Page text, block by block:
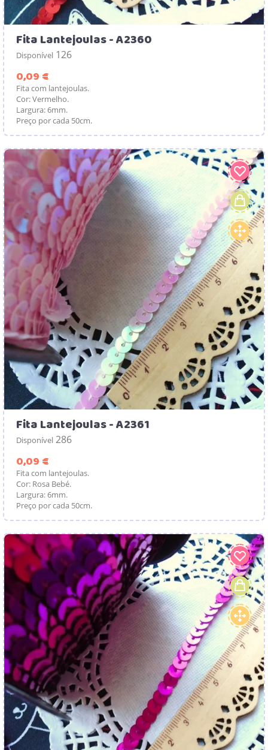
Fita Lantejoulas - A2360
Disponível 126
0,09 €
Fita com lantejoulas.
Cor: Vermelho.
Largura: 6mm.
Preço por cada 50cm.
Fita Lantejoulas - A2361
Disponível 286
0,09 €
Fita com lantejoulas.
Cor: Rosa Bebé.
Largura: 6mm.
Preço por cada 50cm.